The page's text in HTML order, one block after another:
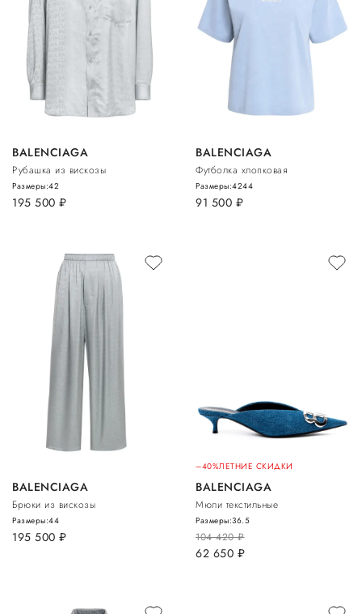
BALENCIAGA
Рубашка из вискозы
195 500 руб.
Размеры:42
BALENCIAGA
Футболка хлопковая
91 500 руб.
Размеры:4244
BALENCIAGA
Брюки из вискозы
195 500 руб.
Размеры:44
–40%ЛЕТНИЕ СКИДКИ
BALENCIAGA
Мюли текстильные
104 420руб.
62 650 руб.
Размеры:36.5